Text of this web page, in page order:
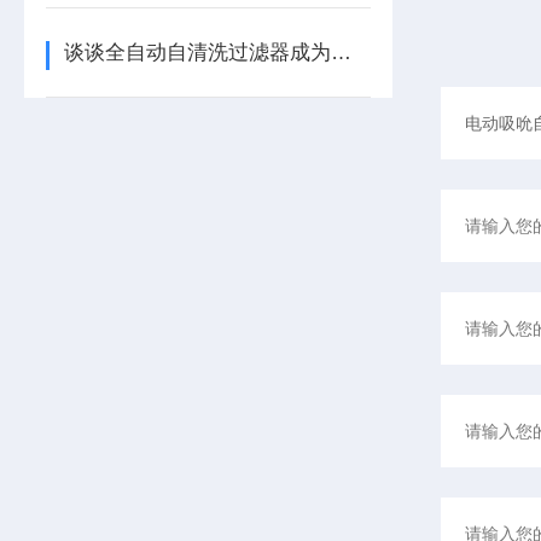
谈谈全自动自清洗过滤器成为新一代净水能手的原因